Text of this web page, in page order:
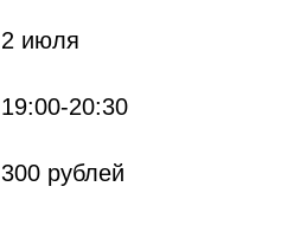
2 июля
19:00-20:30
300 рублей